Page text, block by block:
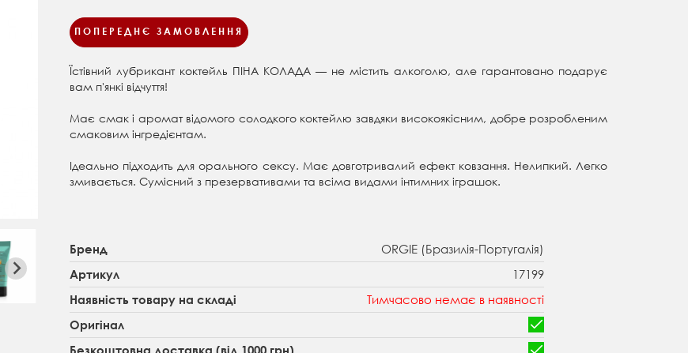
ПОПЕРЕДНЄ ЗАМОВЛЕННЯ
Їстівний лубрикант коктейль ПІНА КОЛАДА — не містить алкоголю, але гарантовано подарує
вам п'янкі відчуття!
Має смак і аромат відомого солодкого коктейлю завдяки високоякісним, добре розробленим
смаковим інгредієнтам.
Ідеально підходить для орального сексу. Має довготривалий ефект ковзання. Нелипкий. Легко
змивається. Сумісний з презервативами та всіма видами інтимних іграшок.
Бренд ORGIE (Бразилія-Португалія)
Артикул 17199
Наявність товару на складі Тимчасово немає в наявності
Оригінал
Безкоштовна доставка (від 1000 грн)